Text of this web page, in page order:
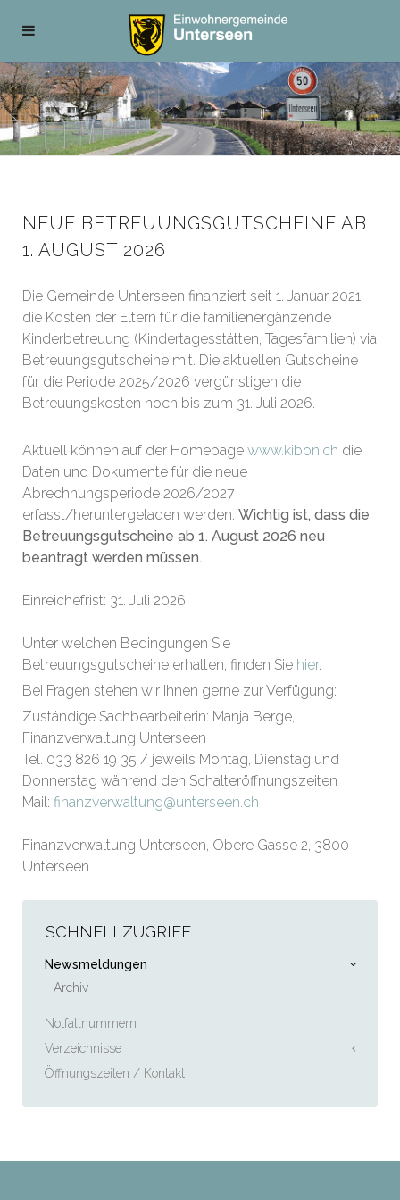
NEUE BETREUUNGSGUTSCHEINE AB
1. AUGUST 2026
Die Gemeinde Unterseen finanziert seit 1. Januar 2021
die Kosten der Eltern für die familienergänzende
Kinderbetreuung (Kindertagesstätten, Tagesfamilien) via
Betreuungsgutscheine mit. Die aktuellen Gutscheine
für die Periode 2025/2026 vergünstigen die
Betreuungskosten noch bis zum 31. Juli 2026.
Aktuell können auf der Homepage www.kibon.ch die
Daten und Dokumente für die neue
Abrechnungsperiode 2026/2027
erfasst/heruntergeladen werden. Wichtig ist, dass die
Betreuungsgutscheine ab 1. August 2026 neu
beantragt werden müssen.
Einreichefrist: 31. Juli 2026
Unter welchen Bedingungen Sie
Betreuungsgutscheine erhalten, finden Sie hier.
Bei Fragen stehen wir Ihnen gerne zur Verfügung:
Zuständige Sachbearbeiterin: Manja Berge,
Finanzverwaltung Unterseen
Tel. 033 826 19 35 / jeweils Montag, Dienstag und
Donnerstag während den Schalteröffnungszeiten
Mail: finanzverwaltung@unterseen.ch
Finanzverwaltung Unterseen, Obere Gasse 2, 3800
Unterseen
SCHNELLZUGRIFF
Newsmeldungen
Archiv
Notfallnummern
Verzeichnisse
Öffnungszeiten / Kontakt